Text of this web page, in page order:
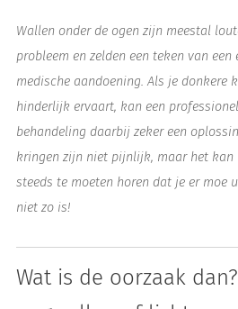
Wallen onder de ogen zijn meestal
probleem en zelden een teken van
medische aandoening. Als je donkere
hinderlijk ervaart, kan een
behandeling daarbij zeker een
kringen zijn niet pijnlijk, maar het kan
steeds te moeten horen dat je er moe
niet zo is!
Wat is de oorzaak